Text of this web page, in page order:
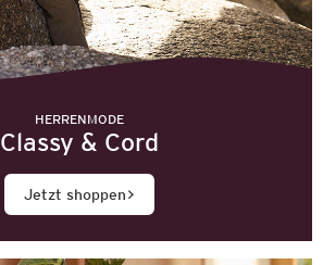
HERRENMODE
Classy & Cord
Jetzt shoppen